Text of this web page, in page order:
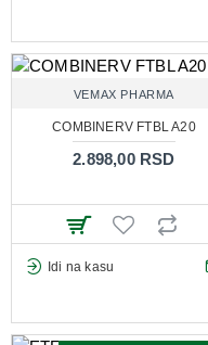
VEMAX PHARMA
COMBINERV FTBL A20
2.898,00 RSD
Idi na kasu